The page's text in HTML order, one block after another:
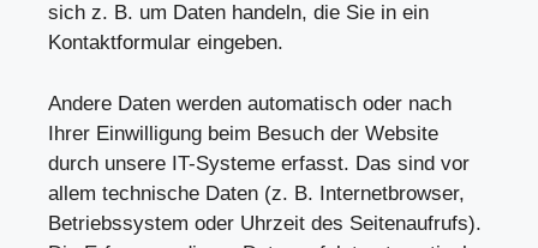
sich z. B. um Daten handeln, die Sie in ein
Kontaktformular eingeben.
Andere Daten werden automatisch oder nach
Ihrer Einwilligung beim Besuch der Website
durch unsere IT-Systeme erfasst. Das sind vor
allem technische Daten (z. B. Internetbrowser,
Betriebssystem oder Uhrzeit des Seitenaufrufs).